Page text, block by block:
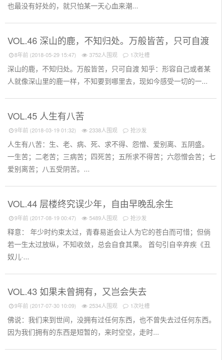
也最没有好处的，就只怕某一天心血来潮...
VOL.46 深山的鹿，不知归处。万般皆苦，只可自渡
8年前 (2018-05-29 15:47) 3752人围观 1次吐槽
深山的鹿，不知归处。万般皆苦，只可自渡 知乎：形容自己或者某
人就像深山里的鹿一样，不知要到哪里去，现如今感受一切的一...
VOL.45 人生有八苦
9年前 (2018-03-19 01:32) 2338人围观 抢沙发
人生有八苦：生、老、病、死、求不得、怨憎、爱别离、五阴盛。
一生苦；二老苦；三病苦；四死苦；五所求不得苦；六怨憎会苦；七
爱别离苦；八五受阴苦。...
VOL.44 层楼终究误少年，自由早晚乱余生
9年前 (2017-08-19 00:47) 5489人围观 抢沙发
释意： 年少时约束太过，青春易逝会让人为它的苍白而可惜；但倘
若一生太过放纵，不知收敛，总会自食其果。 首句引自辛弃疾《丑
奴儿·...
VOL.43 如果未曾拥有，又岂会失去
9年前 (2017-07-30 10:09) 2534人围观 1次吐槽
佛说：我们来到世间，没拥有过任何东西，也不曾失去过任何东西。
因为我们拥有的东西是短暂的，来时空空，走时...